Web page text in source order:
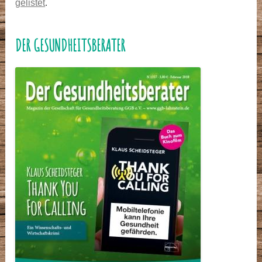
gelistet.
DER GESUNDHEITSBERATER